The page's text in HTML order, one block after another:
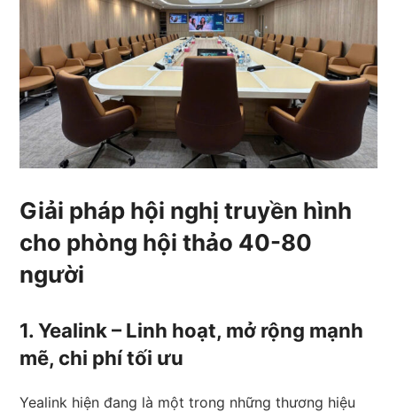
Giải pháp hội nghị truyền hình
cho phòng hội thảo 40-80
người
1. Yealink – Linh hoạt, mở rộng mạnh
mẽ, chi phí tối ưu
Yealink hiện đang là một trong những thương hiệu